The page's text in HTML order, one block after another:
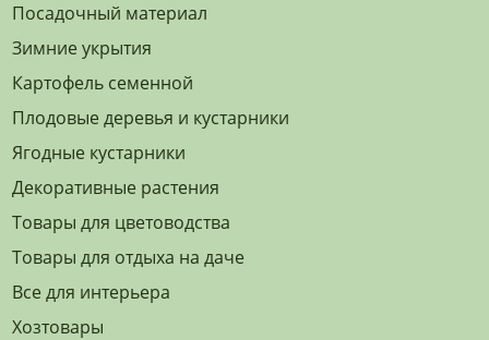
Посадочный материал
Зимние укрытия
Картофель семенной
Плодовые деревья и кустарники
Ягодные кустарники
Декоративные растения
Товары для цветоводства
Товары для отдыха на даче
Все для интерьера
Хозтовары